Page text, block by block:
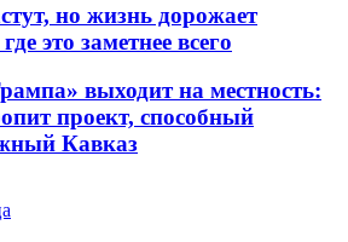
но жизнь дорожает
это заметнее всего
выходит на местность:
проект, способный
Кавказ